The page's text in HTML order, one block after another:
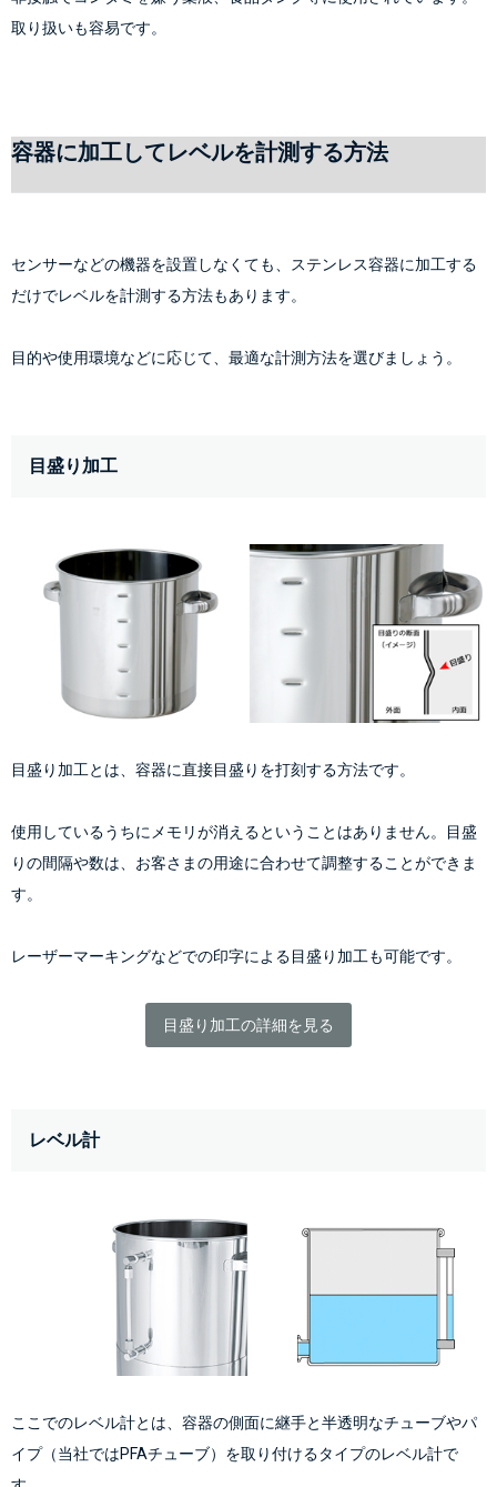
取り扱いも容易です。
容器に加工してレベルを計測する方法
センサーなどの機器を設置しなくても、ステンレス容器に加工する
だけでレベルを計測する方法もあります。
目的や使用環境などに応じて、最適な計測方法を選びましょう。
目盛り加工
目盛り加工とは、容器に直接目盛りを打刻する方法です。
使用しているうちにメモリが消えるということはありません。目盛
りの間隔や数は、お客さまの用途に合わせて調整することができま
す。
レーザーマーキングなどでの印字による目盛り加工も可能です。
目盛り加工の詳細を見る
レベル計
ここでのレベル計とは、容器の側面に継手と半透明なチューブやパ
イプ（当社ではPFAチューブ）を取り付けるタイプのレベル計で